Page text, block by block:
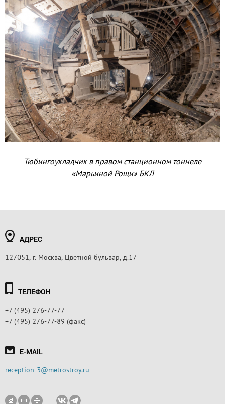
Тюбингоукладчик в правом станционном тоннеле
«Марьиной Рощи» БКЛ
АДРЕС
127051, г. Москва, Цветной бульвар, д.17
ТЕЛЕФОН
+7 (495) 276-77-77
+7 (495) 276-77-89 (факс)
E-MAIL
reception-3@metrostroy.ru